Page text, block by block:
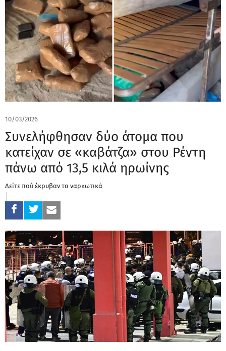
10/03/2026
Συνελήφθησαν δύο άτομα που
κατείχαν σε «καβάτζα» στου Ρέντη
πάνω από 13,5 κιλά ηρωίνης
Δείτε πού έκρυβαν τα ναρκωτικά